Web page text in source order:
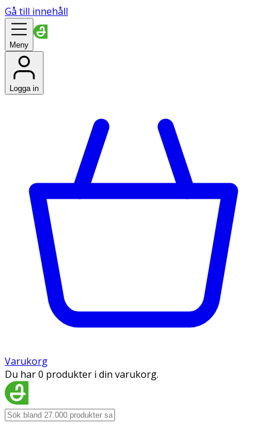
Gå till innehåll
Meny
Logga in
Varukorg
Du har 0 produkter i din varukorg.